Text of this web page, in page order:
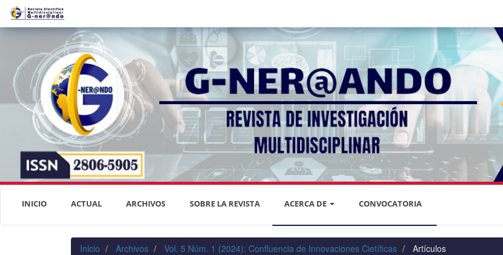
Navegación
principal
Contenido
Barra
lateral
INICIO ACTUAL ARCHIVOS SOBRE LA REVISTA ACERCA DE
DECLARACIÓN DE PRIVACIDAD
CONVOCATORIA
Inicio Archivos Vol. 5 Núm. 1 (2024): Confluencia de Innovaciones Cietíficas Artículos